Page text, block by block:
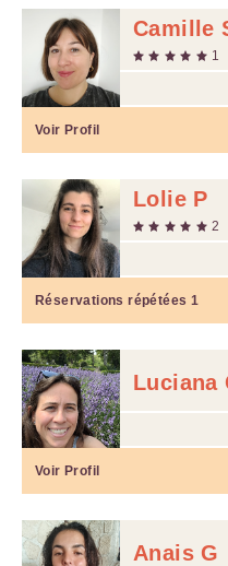
Camille
1
Voir Profil
Lolie P
2
Réservations répétées 1
Luciana
Voir Profil
Anais G